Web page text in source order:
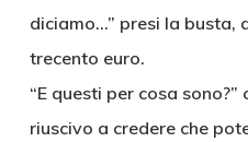
diciamo…” presi la busta,
trecento euro.
“E questi per cosa
riuscivo a credere che